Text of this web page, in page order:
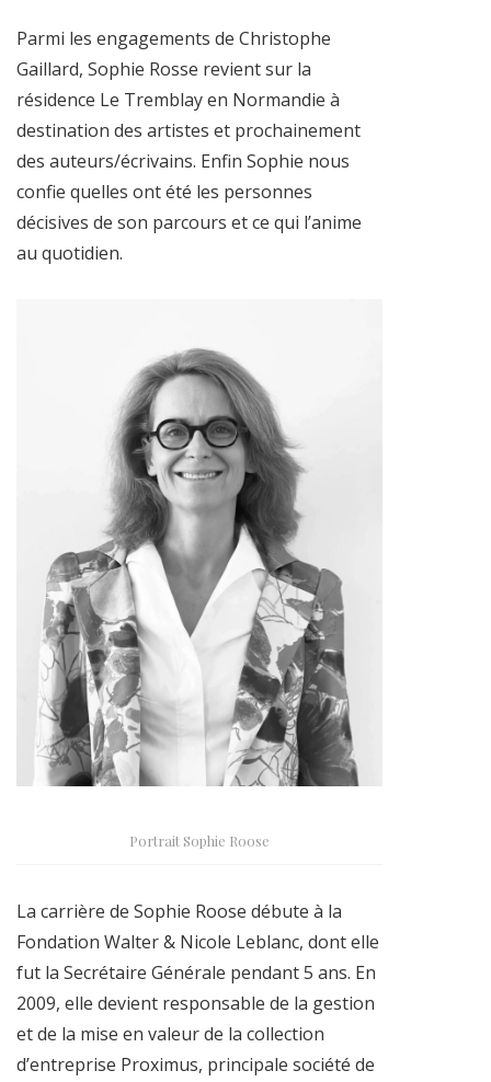
Parmi les engagements de Christophe
Gaillard, Sophie Rosse revient sur la
résidence Le Tremblay en Normandie à
destination des artistes et prochainement
des auteurs/écrivains. Enfin Sophie nous
confie quelles ont été les personnes
décisives de son parcours et ce qui l’anime
au quotidien.
Portrait Sophie Roose
La carrière de Sophie Roose débute à la
Fondation Walter & Nicole Leblanc, dont elle
fut la Secrétaire Générale pendant 5 ans. En
2009, elle devient responsable de la gestion
et de la mise en valeur de la collection
d’entreprise Proximus, principale société de